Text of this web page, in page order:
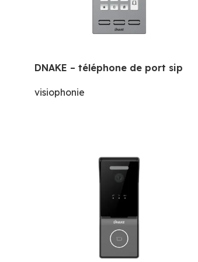
DNAKE – téléphone de port sip
visiophonie